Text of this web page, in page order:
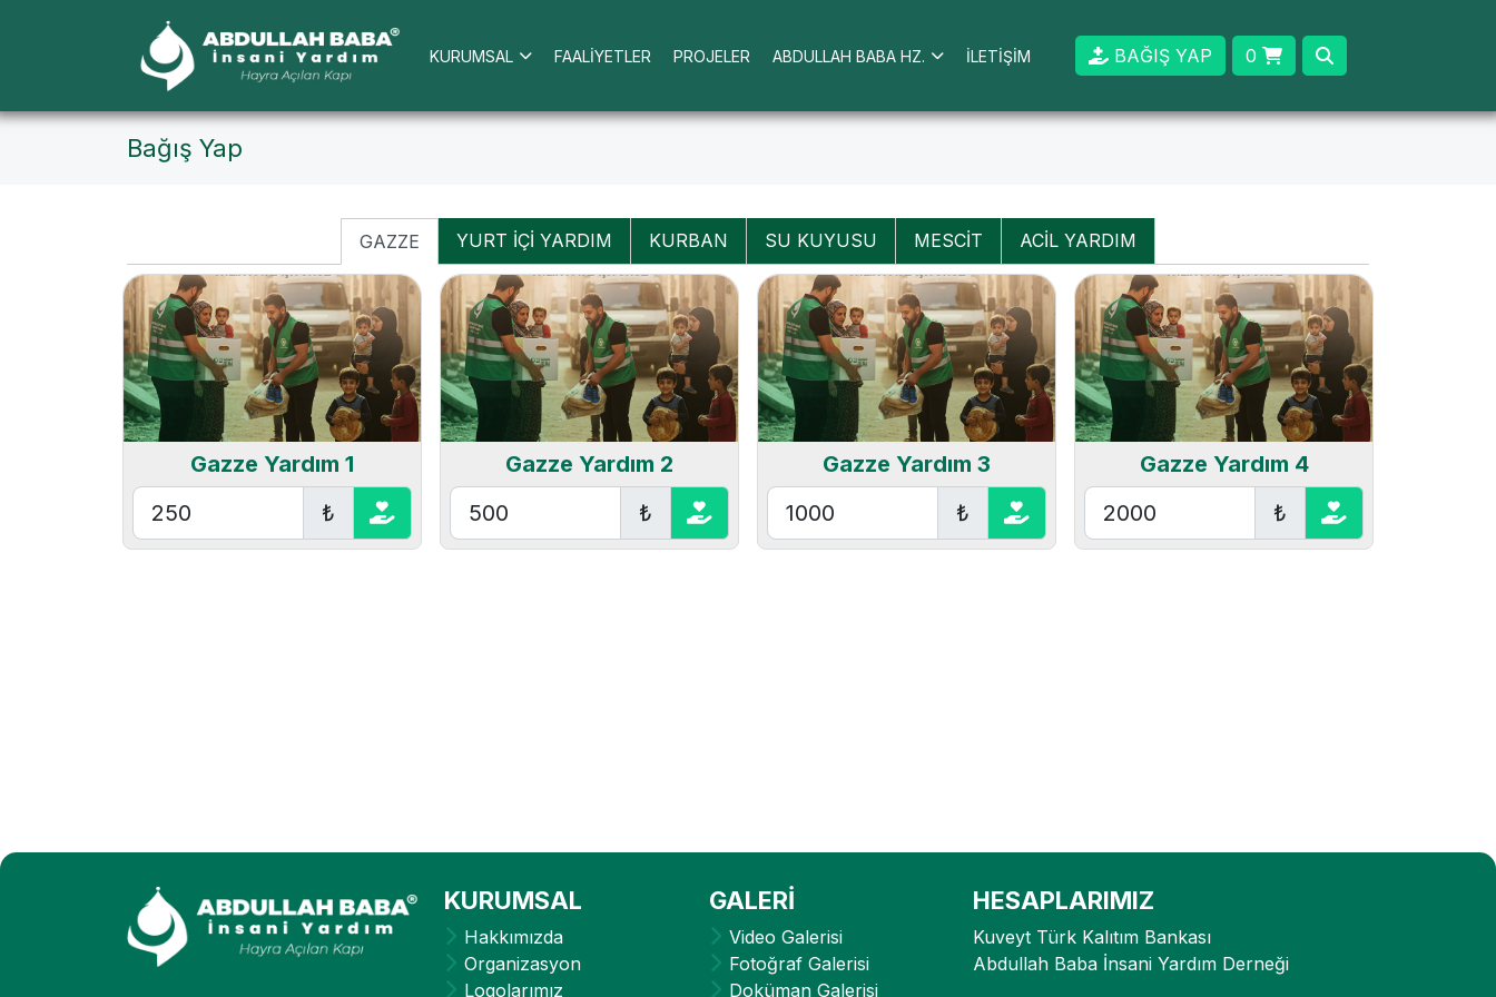
KURUMSAL FAALİYETLER PROJELER ABDULLAH BABA HZ. İLETİŞİM BAĞIŞ YAP 0
Bağış Yap
GAZZE YURT İÇİ YARDIM KURBAN SU KUYUSU MESCİT ACİL YARDIM
Gazze Yardım 1
₺
Gazze Yardım 2
₺
Gazze Yardım 3
₺
Gazze Yardım 4
₺
KURUMSAL
Hakkımızda
Organizasyon
Logolarımız
GALERİ
Video Galerisi
Fotoğraf Galerisi
Doküman Galerisi
HESAPLARIMIZ
Kuveyt Türk Kalıtım Bankası
Abdullah Baba İnsani Yardım Derneği